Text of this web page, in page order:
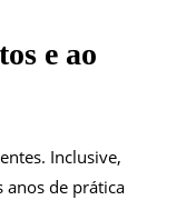
e ao
Inclusive,
anos de prática